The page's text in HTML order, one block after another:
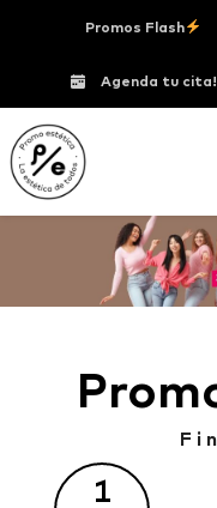
Promos Flash
Agenda tu cita!
1